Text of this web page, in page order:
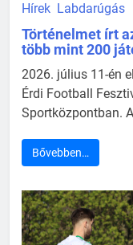
Hírek Labdarúgás
Történelmet írt
több mint 200
2026. július 11-én
Érdi Football
Sportközpontban.
Bővebben…